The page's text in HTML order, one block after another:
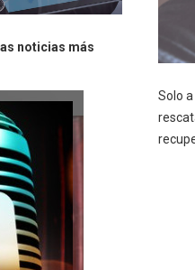
noticias más
Solo